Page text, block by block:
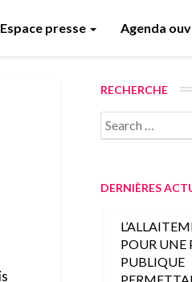
Espace presse Agenda
RECHERCHE
DERNIÈRES
POUR UNE
PUBLIQUE